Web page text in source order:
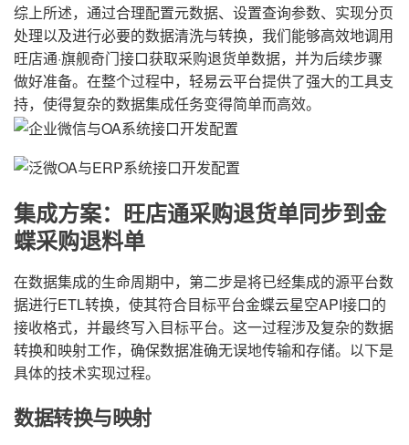
综上所述，通过合理配置元数据、设置查询参数、实现分页
处理以及进行必要的数据清洗与转换，我们能够高效地调用
旺店通·旗舰奇门接口获取采购退货单数据，并为后续步骤
做好准备。在整个过程中，轻易云平台提供了强大的工具支
持，使得复杂的数据集成任务变得简单而高效。
集成方案：旺店通采购退货单同步到金
蝶采购退料单
在数据集成的生命周期中，第二步是将已经集成的源平台数
据进行ETL转换，使其符合目标平台金蝶云星空API接口的
接收格式，并最终写入目标平台。这一过程涉及复杂的数据
转换和映射工作，确保数据准确无误地传输和存储。以下是
具体的技术实现过程。
数据转换与映射